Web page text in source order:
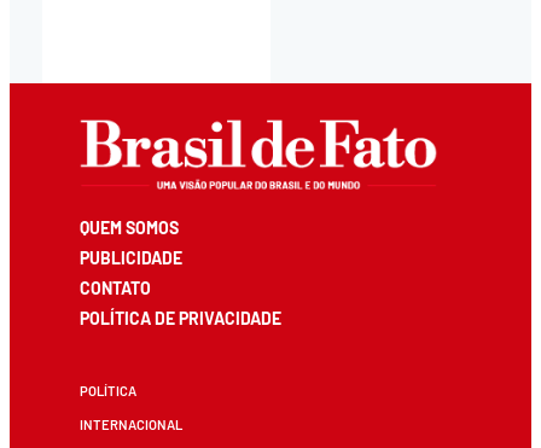
QUEM SOMOS
PUBLICIDADE
CONTATO
POLÍTICA DE PRIVACIDADE
POLÍTICA
INTERNACIONAL